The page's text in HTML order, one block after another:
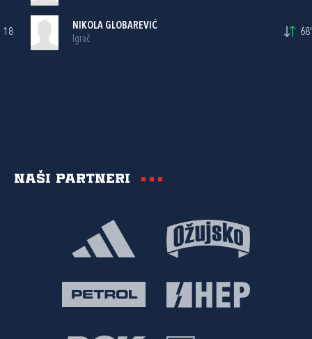
18
NIKOLA GLOBAREVIĆ
Igrač
68'
Naši partneri